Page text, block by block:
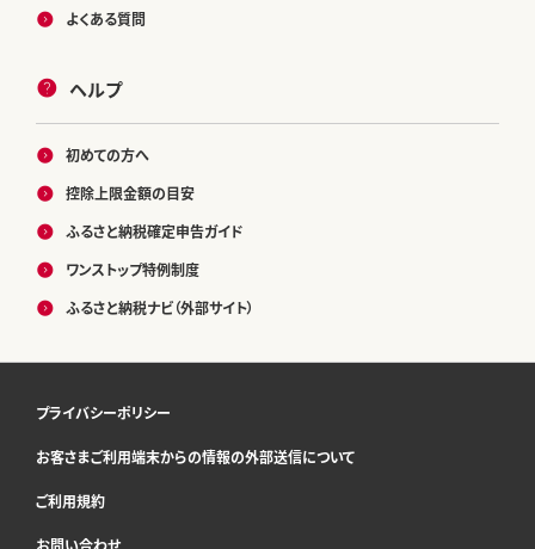
よくある質問
ヘルプ
初めての方へ
控除上限金額の目安
ふるさと納税確定申告ガイド
ワンストップ特例制度
ふるさと納税ナビ（外部サイト）
プライバシーポリシー
お客さまご利用端末からの情報の外部送信について
ご利用規約